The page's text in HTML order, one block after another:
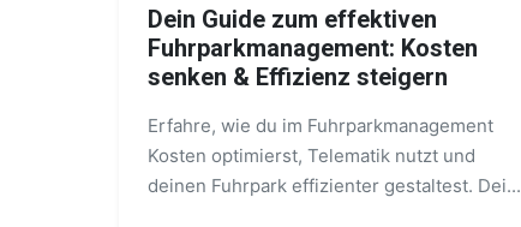
Dein Guide zum effektiven
Fuhrparkmanagement: Kosten
senken & Effizienz steigern
Erfahre, wie du im Fuhrparkmanagement
Kosten optimierst, Telematik nutzt und
deinen Fuhrpark effizienter gestaltest. Dei...